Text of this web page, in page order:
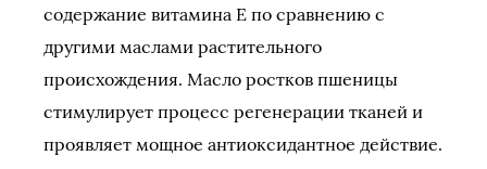
содержание витамина Е по сравнению с
другими маслами растительного
происхождения. Масло ростков пшеницы
стимулирует процесс регенерации тканей и
проявляет мощное антиоксидантное действие.